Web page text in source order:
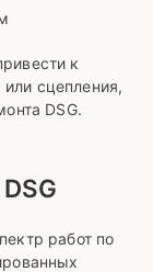
к
сцепления,
DSG.
работ по